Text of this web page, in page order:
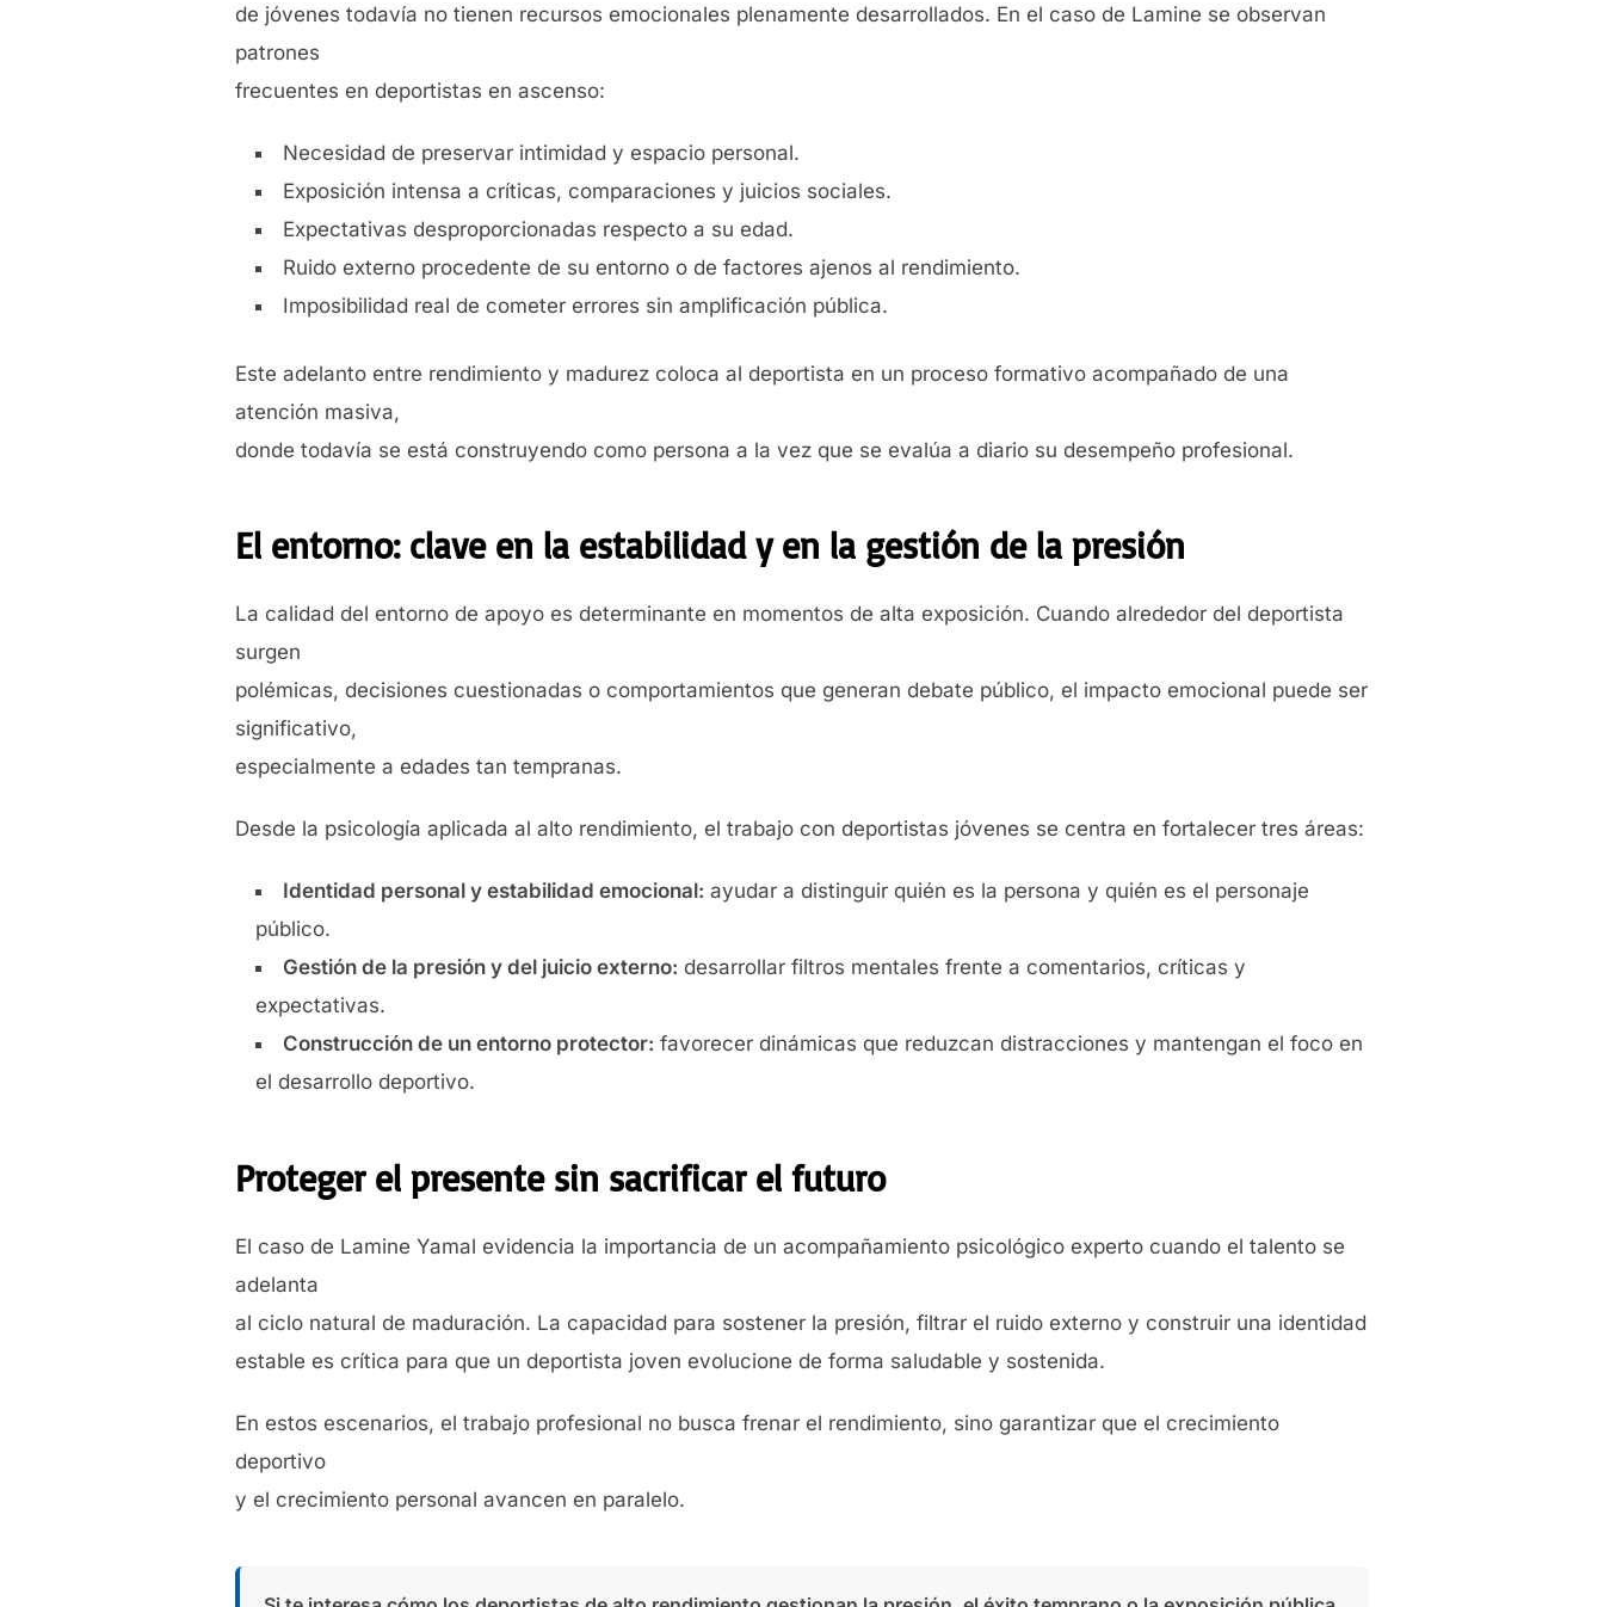
de jóvenes todavía no tienen recursos emocionales plenamente desarrollados. En el caso de Lamine se observan
patrones
frecuentes en deportistas en ascenso:
Necesidad de preservar intimidad y espacio personal.
Exposición intensa a críticas, comparaciones y juicios sociales.
Expectativas desproporcionadas respecto a su edad.
Ruido externo procedente de su entorno o de factores ajenos al rendimiento.
Imposibilidad real de cometer errores sin amplificación pública.
Este adelanto entre rendimiento y madurez coloca al deportista en un proceso formativo acompañado de una
atención masiva,
donde todavía se está construyendo como persona a la vez que se evalúa a diario su desempeño profesional.
El entorno: clave en la estabilidad y en la gestión de la presión
La calidad del entorno de apoyo es determinante en momentos de alta exposición. Cuando alrededor del deportista
surgen
polémicas, decisiones cuestionadas o comportamientos que generan debate público, el impacto emocional puede ser
significativo,
especialmente a edades tan tempranas.
Desde la psicología aplicada al alto rendimiento, el trabajo con deportistas jóvenes se centra en fortalecer tres áreas:
Identidad personal y estabilidad emocional: ayudar a distinguir quién es la persona y quién es el personaje
público.
Gestión de la presión y del juicio externo: desarrollar filtros mentales frente a comentarios, críticas y
expectativas.
Construcción de un entorno protector: favorecer dinámicas que reduzcan distracciones y mantengan el foco en
el desarrollo deportivo.
Proteger el presente sin sacrificar el futuro
El caso de Lamine Yamal evidencia la importancia de un acompañamiento psicológico experto cuando el talento se
adelanta
al ciclo natural de maduración. La capacidad para sostener la presión, filtrar el ruido externo y construir una identidad
estable es crítica para que un deportista joven evolucione de forma saludable y sostenida.
En estos escenarios, el trabajo profesional no busca frenar el rendimiento, sino garantizar que el crecimiento
deportivo
y el crecimiento personal avancen en paralelo.